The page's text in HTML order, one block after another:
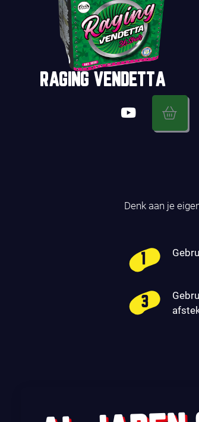
RAGING VENDETTA
Denk aan je